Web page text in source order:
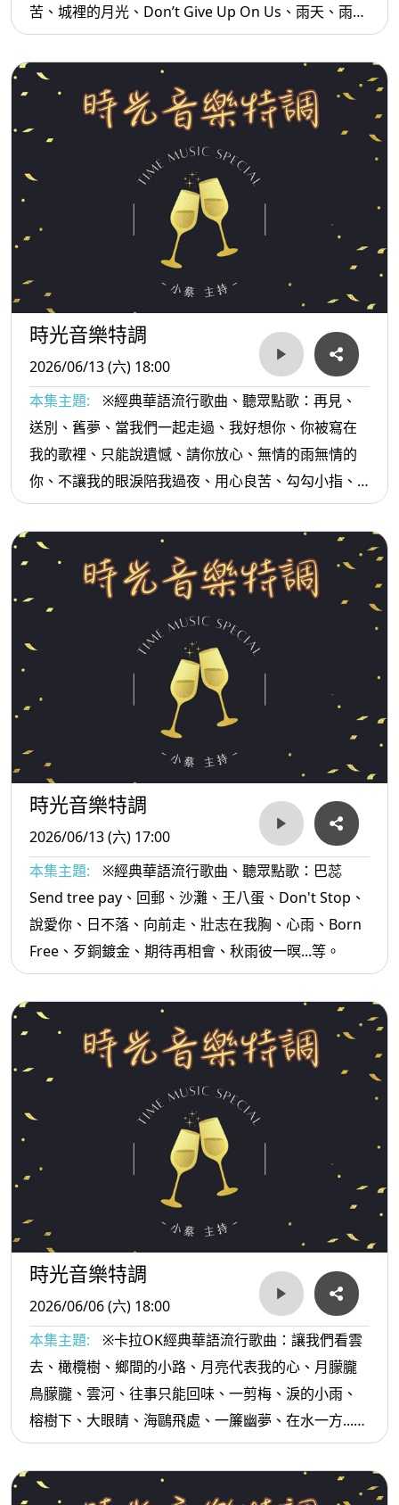
苦、城裡的月光、Don’t Give Up On Us、雨天、雨傘
情、落雨聲...等。
時光音樂特調
2026/06/13 (六) 18:00
本集主題:
※經典華語流行歌曲、聽眾點歌：再見、
送別、舊夢、當我們一起走過、我好想你、你被寫在
我的歌裡、只能說遺憾、請你放心、無情的雨無情的
你、不讓我的眼淚陪我過夜、用心良苦、勾勾小指、
我的愛人就是你...等。
時光音樂特調
2026/06/13 (六) 17:00
本集主題:
※經典華語流行歌曲、聽眾點歌：巴蕊
Send tree pay、回郵、沙灘、王八蛋、Don't Stop、
說愛你、日不落、向前走、壯志在我胸、心雨、Born
Free、歹銅鍍金、期待再相會、秋雨彼一暝...等。
時光音樂特調
2026/06/06 (六) 18:00
本集主題:
※卡拉OK經典華語流行歌曲：讓我們看雲
去、橄欖樹、鄉間的小路、月亮代表我的心、月朦朧
鳥朦朧、雲河、往事只能回味、一剪梅、淚的小雨、
榕樹下、大眼睛、海鷗飛處、一簾幽夢、在水一方...
等。